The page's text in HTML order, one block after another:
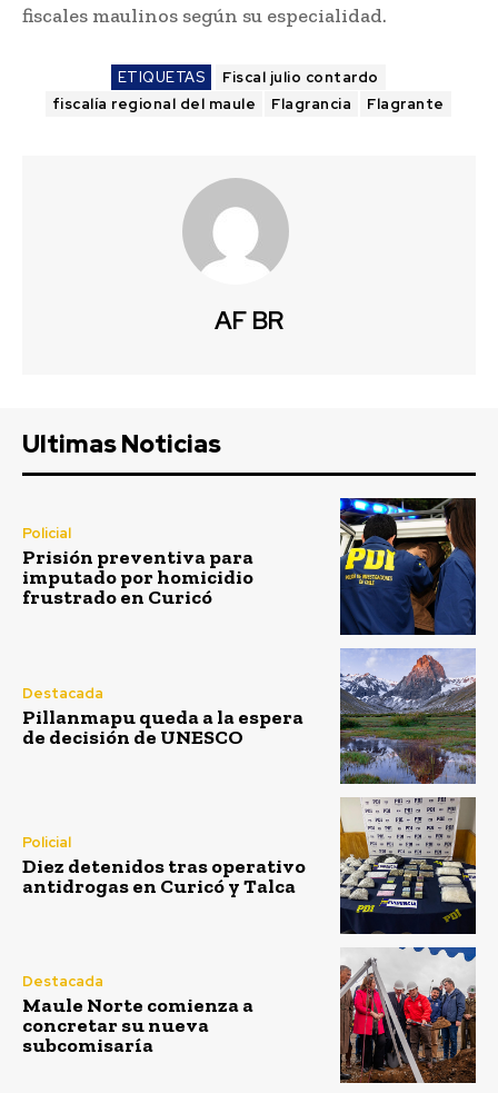
fiscales maulinos según su especialidad.
ETIQUETAS
Fiscal julio contardo
fiscalía regional del maule
Flagrancia Flagrante
AF BR
Ultimas Noticias
Policial
Prisión preventiva para
imputado por homicidio
frustrado en Curicó
Destacada
Pillanmapu queda a la espera
de decisión de UNESCO
Policial
Diez detenidos tras operativo
antidrogas en Curicó y Talca
Destacada
Maule Norte comienza a
concretar su nueva
subcomisaría